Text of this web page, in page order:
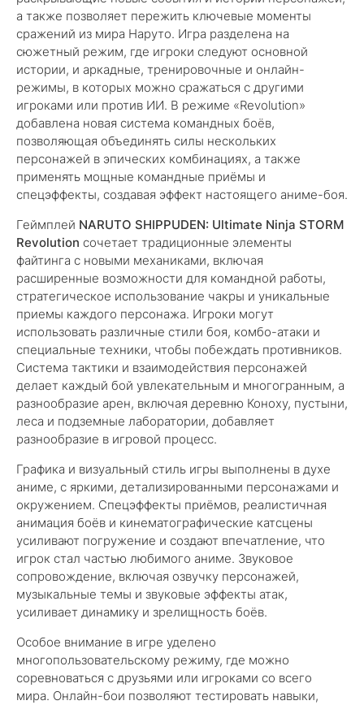
а также позволяет пережить ключевые моменты
сражений из мира Наруто. Игра разделена на
сюжетный режим, где игроки следуют основной
истории, и аркадные, тренировочные и онлайн-
режимы, в которых можно сражаться с другими
игроками или против ИИ. В режиме «Revolution»
добавлена новая система командных боёв,
позволяющая объединять силы нескольких
персонажей в эпических комбинациях, а также
применять мощные командные приёмы и
спецэффекты, создавая эффект настоящего аниме-боя.
Геймплей NARUTO SHIPPUDEN: Ultimate Ninja STORM
Revolution сочетает традиционные элементы
файтинга с новыми механиками, включая
расширенные возможности для командной работы,
стратегическое использование чакры и уникальные
приемы каждого персонажа. Игроки могут
использовать различные стили боя, комбо-атаки и
специальные техники, чтобы побеждать противников.
Система тактики и взаимодействия персонажей
делает каждый бой увлекательным и многогранным, а
разнообразие арен, включая деревню Коноху, пустыни,
леса и подземные лаборатории, добавляет
разнообразие в игровой процесс.
Графика и визуальный стиль игры выполнены в духе
аниме, с яркими, детализированными персонажами и
окружением. Спецэффекты приёмов, реалистичная
анимация боёв и кинематографические катсцены
усиливают погружение и создают впечатление, что
игрок стал частью любимого аниме. Звуковое
сопровождение, включая озвучку персонажей,
музыкальные темы и звуковые эффекты атак,
усиливает динамику и зрелищность боёв.
Особое внимание в игре уделено
многопользовательскому режиму, где можно
соревноваться с друзьями или игроками со всего
мира. Онлайн-бои позволяют тестировать навыки,